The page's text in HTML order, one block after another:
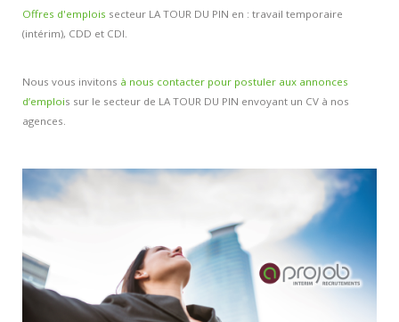
Offres d'emplois secteur LA TOUR DU PIN en : travail temporaire
(intérim), CDD et CDI.
Nous vous invitons à nous contacter pour postuler aux annonces
d’emplois sur le secteur de LA TOUR DU PIN envoyant un CV à nos
agences.